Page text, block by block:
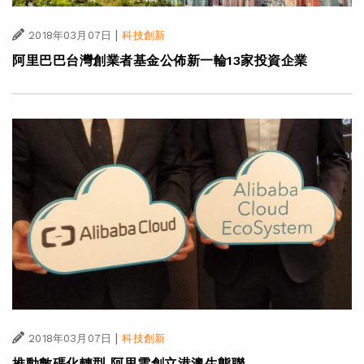
2018年03月07日 | 科技創新
阿里巴巴台灣創業者基金公佈新一輪13家投資企業
2018年03月07日 | 科技創新